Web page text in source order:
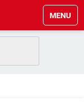
MENU